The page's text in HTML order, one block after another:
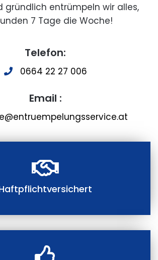
gründlich entrümpeln wir alles,
7 Tage die Woche!
Telefon:
0664 22 27 006
Email :